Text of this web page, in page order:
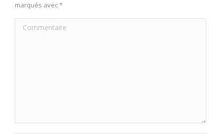
marqués avec*
Commentaire